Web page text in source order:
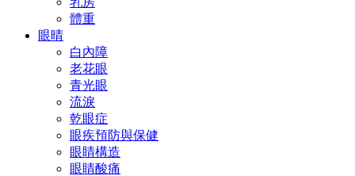
體重
眼晴
白內障
老花眼
青光眼
流淚
乾眼症
眼疾預防與保健
眼睛構造
眼睛酸痛